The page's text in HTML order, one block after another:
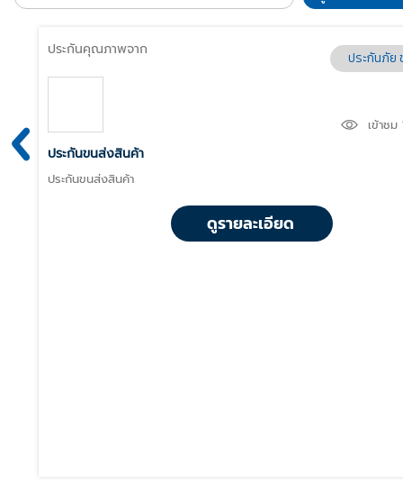
ประกันภัย
ประกันคุณภาพจาก
เข้าชม
ประกันขนส่งสินค้า
ประกันขนส่งสินค้า
ดูรายละเอียด